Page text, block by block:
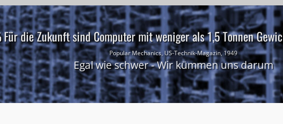
Für die Zukunft sind Computer mit weniger als 1,5 Tonnen
Popular Mechanics, US-Technik-Magazin, 1949
Egal wie schwer - Wir kümmen uns darum